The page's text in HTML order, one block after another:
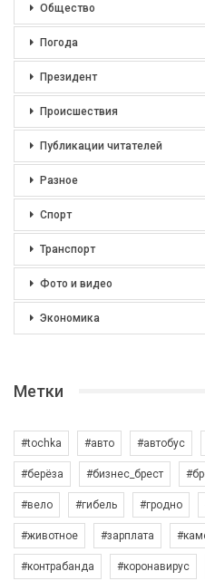
Общество
Погода
Президент
Происшествия
Публикации читателей
Разное
Спорт
Транспорт
Фото и видео
Экономика
Метки
#tochka #авто #автобус
#берёза #бизнес_брест
#вело #гибель #гродно
#животное #зарплата
#контрабанда #коронавирус